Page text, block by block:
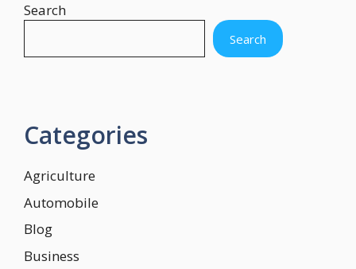
Search
Search
Categories
Agriculture
Automobile
Blog
Business